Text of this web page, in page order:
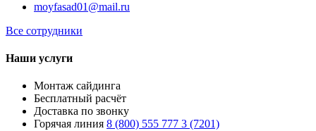
moyfasad01@mail.ru
Все сотрудники
Наши услуги
Монтаж сайдинга
Бесплатный расчёт
Доставка по звонку
Горячая линия 8 (800) 555 777 3 (7201)